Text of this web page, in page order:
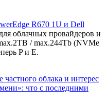
R670 1U и Dell
облачных провайдеров и
/ max.244Tb (NVMe
P и E.
облака и интерес
что с последними